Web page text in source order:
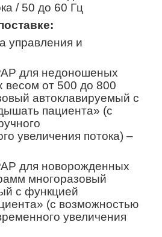
/ 50 до 60 Гц
управления и
для недоношеных
весом от 500 до 800
автоклавируемый с
пациента» (с
увеличения потока) –
для новорожденных
многоразовый
с функцией
(с возможностью
увеличения